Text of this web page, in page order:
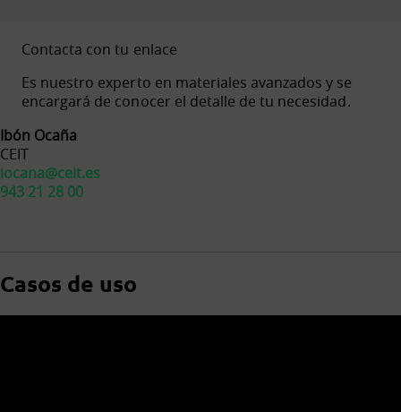
Contacta con tu enlace
Es nuestro experto en materiales avanzados y se
encargará de conocer el detalle de tu necesidad.
Ibón Ocaña
CEIT
iocana@ceit.es
943 21 28 00
Casos de uso